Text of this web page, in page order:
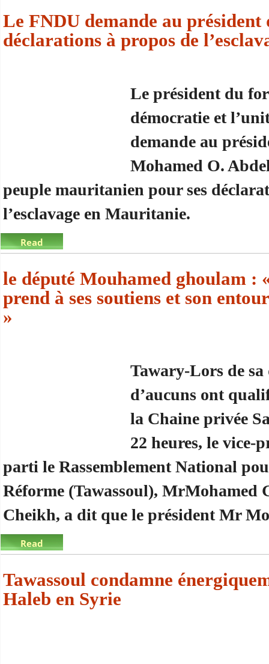
Le FNDU demande au président
déclarations à propos de
Le président du
démocratie et
demande au
Mohamed O.
peuple mauritanien pour ses
l’esclavage en Mauritanie.
Read
moreabout Le FNDU demande au président de
le député Mouhamed ghoulam :
prend à ses soutiens et son
»
Tawary-Lors de
d’aucuns ont
la Chaine privée
22 heures, le vice-
parti le Rassemblement National
Réforme (Tawassoul),
Cheikh, a dit que le président Mr
Read
moreabout le député Mouhamed ghoulam : « Le
Tawassoul condamne
Haleb en Syrie